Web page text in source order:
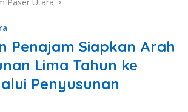
Penajam Siapkan Arah
Lima Tahun ke
Penyusunan